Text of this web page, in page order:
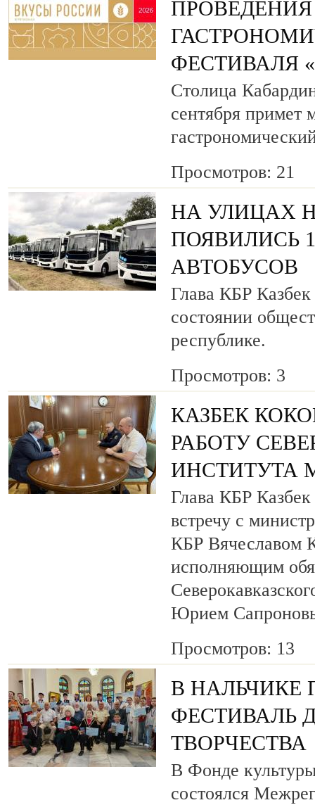
ПРОВЕДЕНИЯ
ФЕСТИВАЛЯ
Столица
сентября примет
Просмотров: 21
НА УЛИЦАХ
ПОЯВИЛИСЬ
АВТОБУСОВ
Глава КБР
состоянии
республике.
Просмотров: 3
КАЗБЕК
РАБОТУ
ИНСТИТУТА
Глава КБР
встречу с
КБР Вячеславом
исполняющим
Юрием
Просмотров: 13
В НАЛЬЧИКЕ
ФЕСТИВАЛЬ
ТВОРЧЕСТВА
В Фонде
состоялся